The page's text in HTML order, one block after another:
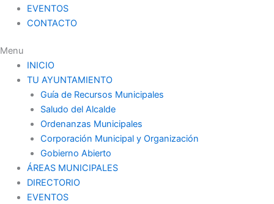
EVENTOS
CONTACTO
Menu
INICIO
TU AYUNTAMIENTO
Guía de Recursos Municipales
Saludo del Alcalde
Ordenanzas Municipales
Corporación Municipal y Organización
Gobierno Abierto
ÁREAS MUNICIPALES
DIRECTORIO
EVENTOS